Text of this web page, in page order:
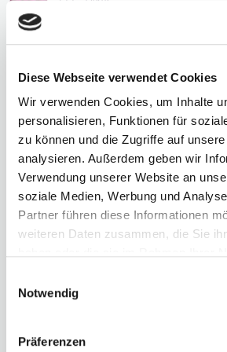
Diese Webseite verwendet Cookies
Wir verwenden Cookies, um Inhalte
personalisieren, Funktionen für
zu können und die Zugriffe auf
analysieren. Außerdem geben wir
Verwendung unserer Website an
soziale Medien, Werbung und
Partner führen diese Informationen
weiteren Daten zusammen, die Sie
Notwendig
Präferenzen
111 - MENTHOLGRÜN
Farbwahl öffnen
Gesamtsumme: Preis ab 40
Farbauswahl zurücksetzen
Optionen
Die Anleitung ist auf